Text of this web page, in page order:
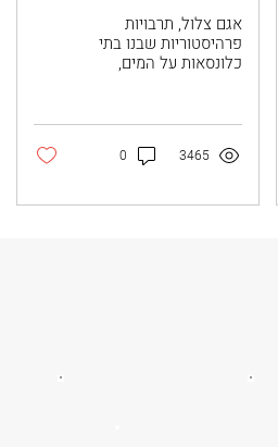
אגם צלול, תרבויות
פרהיסטוריות שבנו בתי
כלונסאות על המים,
על אופניים... אגם
וארזה הוא יעד
מפתיע...
3465
0